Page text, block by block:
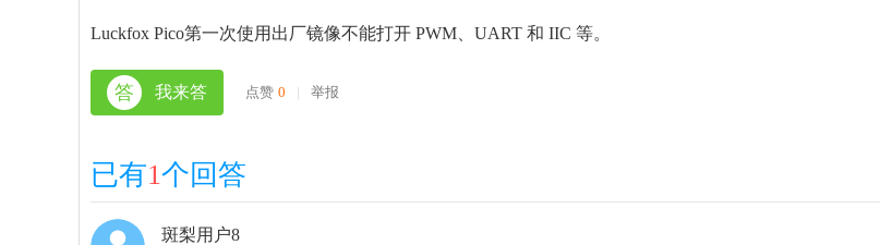
Luckfox Pico第一次使用出厂镜像不能打开 PWM、UART 和 IIC 等。
答 我来答 点赞 0 | 举报
已有1个回答
斑梨用户8